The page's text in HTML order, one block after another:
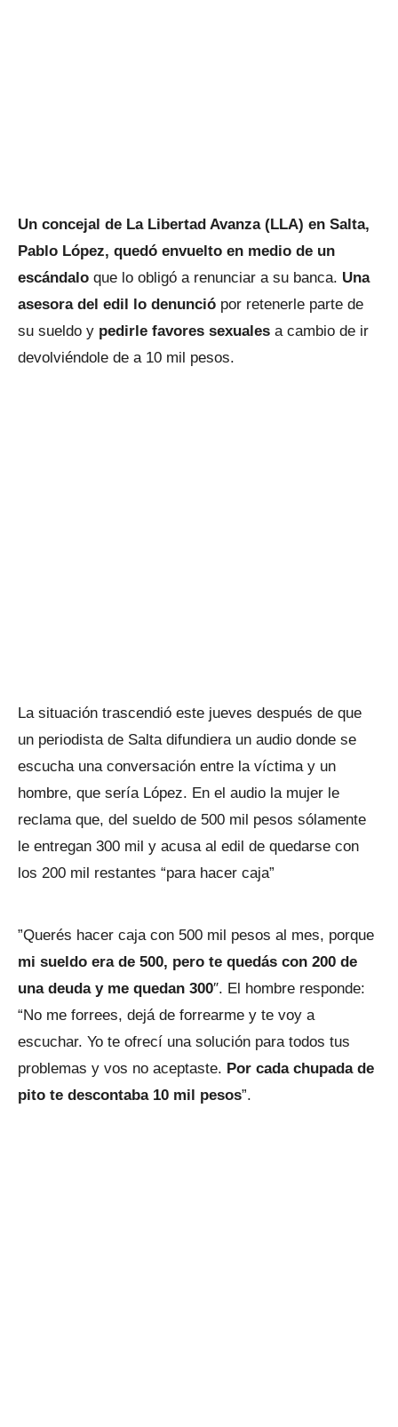
Un concejal de La Libertad Avanza (LLA) en Salta,
Pablo López, quedó envuelto en medio de un
escándalo que lo obligó a renunciar a su banca. Una
asesora del edil lo denunció por retenerle parte de
su sueldo y pedirle favores sexuales a cambio de ir
devolviéndole de a 10 mil pesos.
La situación trascendió este jueves después de que
un periodista de Salta difundiera un audio donde se
escucha una conversación entre la víctima y un
hombre, que sería López. En el audio la mujer le
reclama que, del sueldo de 500 mil pesos sólamente
le entregan 300 mil y acusa al edil de quedarse con
los 200 mil restantes “para hacer caja”
”Querés hacer caja con 500 mil pesos al mes, porque
mi sueldo era de 500, pero te quedás con 200 de
una deuda y me quedan 300″. El hombre responde:
“No me forrees, dejá de forrearme y te voy a
escuchar. Yo te ofrecí una solución para todos tus
problemas y vos no aceptaste. Por cada chupada de
pito te descontaba 10 mil pesos”.